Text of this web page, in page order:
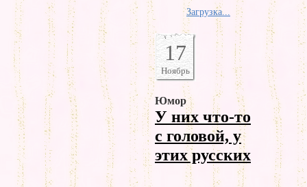
Загрузка...
17
Ноябрь
Юмор
У них что-то
с головой, у
этих русских